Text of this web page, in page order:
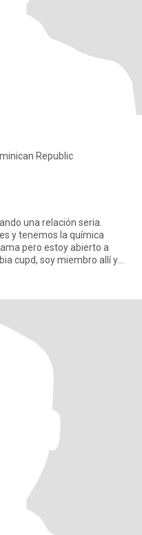
Republic
una relación seria.
y tenemos la química
pero estoy abierto a
cupd, soy miembro allí y